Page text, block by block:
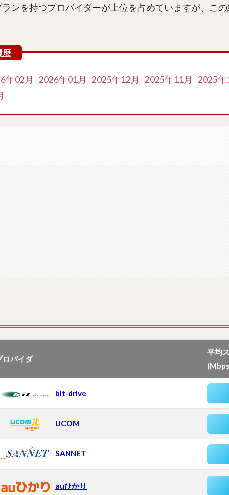
ンを持つプロバイダーが上位を占めていますが、こ
年02月 2026年01月 2025年12月 2025年11月 2025年
ロバイダ
平均
bit-drive
UCOM
SANNET
auひかり